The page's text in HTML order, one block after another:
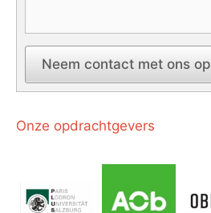
Neem contact met ons op
Onze opdrachtgevers